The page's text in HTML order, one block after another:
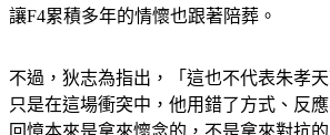
讓F4累積多年的情懷也跟著陪葬。
不過，狄志為指出，「這也不代表朱孝
只是在這場衝突中，他用錯了方式、反
回憶本來是拿來懷念的，不是拿來對抗的